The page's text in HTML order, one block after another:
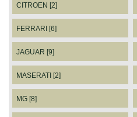
CITROEN [2]
FERRARI [6]
JAGUAR [9]
MASERATI [2]
MG [8]